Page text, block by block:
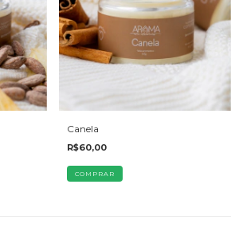
Canela
R$60,00